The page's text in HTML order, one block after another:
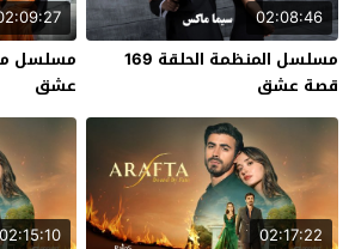
02:08:46
مسلسل المنظمة الحلقة 169
قصة عشق
عشق
02:17:22